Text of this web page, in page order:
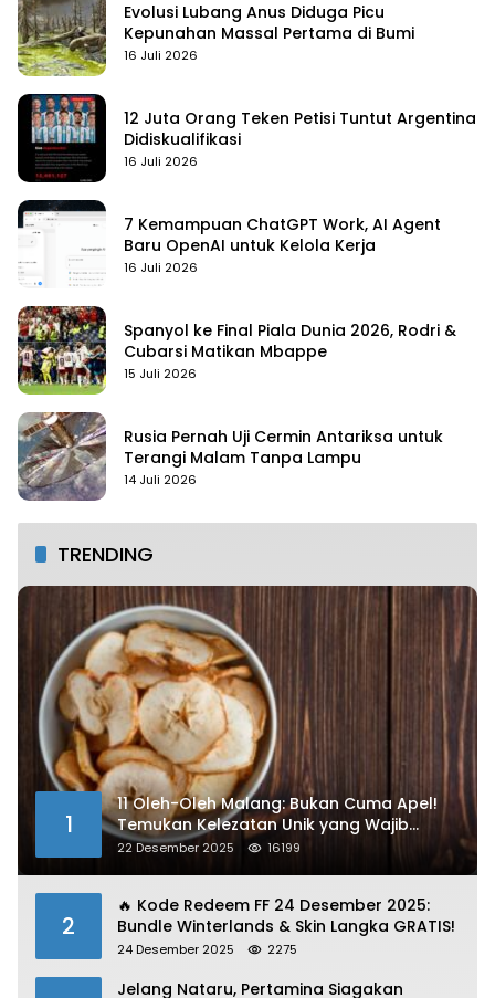
Evolusi Lubang Anus Diduga Picu
Kepunahan Massal Pertama di Bumi
16 Juli 2026
12 Juta Orang Teken Petisi Tuntut Argentina
Didiskualifikasi
16 Juli 2026
7 Kemampuan ChatGPT Work, AI Agent
Baru OpenAI untuk Kelola Kerja
16 Juli 2026
Spanyol ke Final Piala Dunia 2026, Rodri &
Cubarsi Matikan Mbappe
15 Juli 2026
Rusia Pernah Uji Cermin Antariksa untuk
Terangi Malam Tanpa Lampu
14 Juli 2026
TRENDING
1
11 Oleh-Oleh Malang: Bukan Cuma Apel!
Temukan Kelezatan Unik yang Wajib
Dibawa
22 Desember 2025 16199
2
🔥 Kode Redeem FF 24 Desember 2025:
Bundle Winterlands & Skin Langka GRATIS!
24 Desember 2025 2275
Jelang Nataru, Pertamina Siagakan